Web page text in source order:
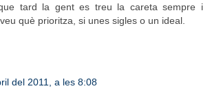
tard la gent es treu la careta sempre i
què prioritza, si unes sigles o un ideal.
del 2011, a les 8:08